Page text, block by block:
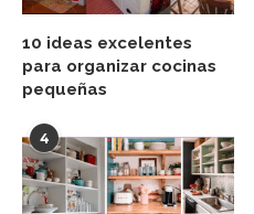
10 ideas excelentes
para organizar cocinas
pequeñas
4